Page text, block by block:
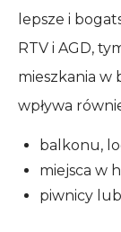
lepsze i
RTV i AGD,
mieszkania w
wpływa
balkonu,
miejsca w
piwnicy